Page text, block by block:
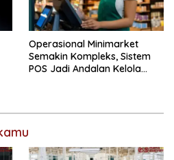
Operasional Minimarket
Semakin Kompleks, Sistem
POS Jadi Andalan Kelola